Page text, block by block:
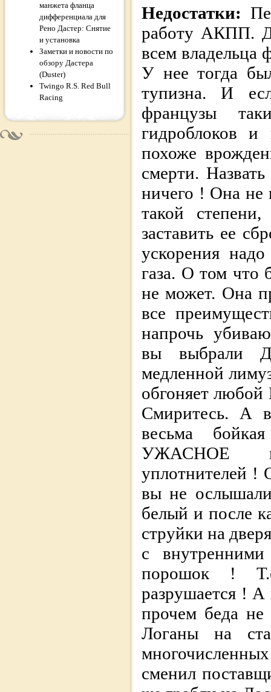
манжета фланца
дифференциала для
Рено Дастер: Снятие
и установка
Заметки и новости по
обзору Дастера
(Duster)
Twingo R.S. Red Bull
Racing
Недостатки:
работу АКПП.
всем владельца
У нее тогда
тупизна. И
французы
гидроблоков и
похоже
смерти.
ничего ! Она не
такой
заставить ее
ускорения
газа. О том что
не может. Она
все
напрочь
вы выбрали
медленной
обгоняет
Смиритесь. А
весьма
УЖАСНОЕ
уплотнителей !
вы не
белый и после
струйки на
с
порошок !
разрушается !
прочем беда не
Логаны на
сменил